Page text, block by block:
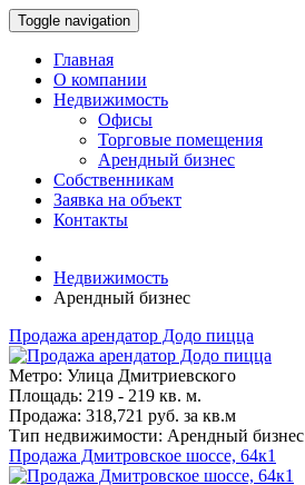
Toggle navigation
Главная
О компании
Недвижимость
Офисы
Торговые помещения
Арендный бизнес
Собственникам
Заявка на объект
Контакты
Недвижимость
Арендный бизнес
Продажа арендатор Додо пицца
Метро: Улица Дмитриевского
Площадь: 219 - 219 кв. м.
Продажа: 318,721 руб. за кв.м
Тип недвижимости: Арендный бизнес
Продажа Дмитровское шоссе, 64к1